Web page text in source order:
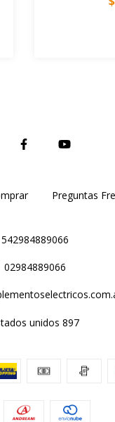
Preguntas
542984889066
02984889066
unidos 897